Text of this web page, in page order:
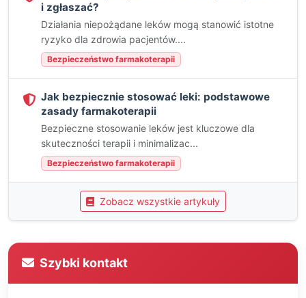
i zgłaszać?
Działania niepożądane leków mogą stanowić istotne
ryzyko dla zdrowia pacjentów....
Bezpieczeństwo farmakoterapii
Jak bezpiecznie stosować leki: podstawowe
zasady farmakoterapii
Bezpieczne stosowanie leków jest kluczowe dla
skuteczności terapii i minimalizac...
Bezpieczeństwo farmakoterapii
Zobacz wszystkie artykuły
Szybki kontakt